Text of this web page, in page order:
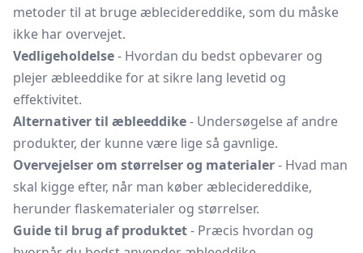
metoder til at bruge æblecidereddike, som du måske
ikke har overvejet.
Vedligeholdelse- Hvordan du bedst opbevarer og
plejer æbleeddike for at sikre lang levetid og
effektivitet.
Alternativer til æbleeddike- Undersøgelse af andre
produkter, der kunne være lige så gavnlige.
Overvejelser om størrelser og materialer- Hvad man
skal kigge efter, når man køber æblecidereddike,
herunder flaskematerialer og størrelser.
Guide til brug af produktet- Præcis hvordan og